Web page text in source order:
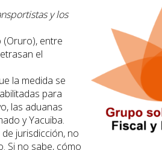
y los
(Oruro), entre
el
la medida se
para
las aduanas
y Yacuiba.
jurisdicción, no
Si no sabe, cómo